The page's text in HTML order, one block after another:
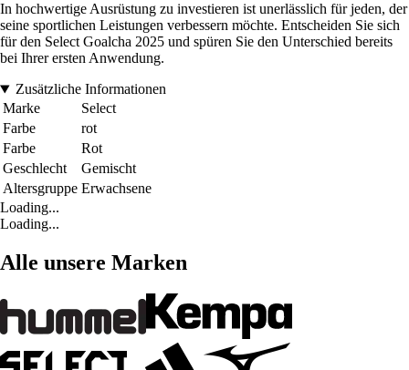
In hochwertige Ausrüstung zu investieren ist unerlässlich für jeden, der
seine sportlichen Leistungen verbessern möchte. Entscheiden Sie sich
für den Select Goalcha 2025 und spüren Sie den Unterschied bereits
bei Ihrer ersten Anwendung.
Zusätzliche Informationen
Marke
Select
Farbe
rot
Farbe
Rot
Geschlecht
Gemischt
Altersgruppe Erwachsene
Loading...
Loading...
Alle unsere Marken